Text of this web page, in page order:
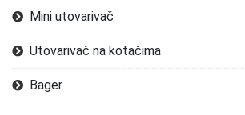
Mini utovarivač
Utovarivač na kotačima
Bager